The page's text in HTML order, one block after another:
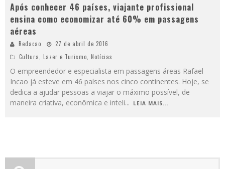
Após conhecer 46 países, viajante profissional
ensina como economizar até 60% em passagens
aéreas
Redacao
27 de abril de 2016
Cultura
Lazer e Turismo Notícias
O empreendedor e especialista em passagens áreas Rafael
Incao já esteve em 46 países nos cinco continentes. Hoje, se
dedica a ajudar pessoas a viajar o máximo possível, de
maneira criativa, econômica e inteli... LEIA MAIS...